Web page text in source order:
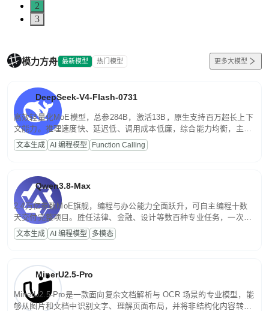
2
3
模力方舟 最新模型 热门模型 更多大模型
DeepSeek-V4-Flash-0731
高效轻量化MoE模型，总参284B，激活13B，原生支持百万超长上下
文能力。推理速度快、延迟低、调用成本低廉，综合能力均衡，主打
高并发、轻量化任务，适合日常对话、内容创作、基础 RAG、批量
文案处理等普惠刚需场景。
文本生成 AI 编程模型 Function Calling
Qwen3.8-Max
2.4万亿参数MoE旗舰，编程与办公能力全面跃升，可自主编程十数
天交付完整项目。胜任法律、金融、设计等数百种专业任务，一次对
话端到端交付生产级成果。原生视觉理解贯穿规划、执行与验证全流
程，支持超长文档与长视频的深度语义解析。长程任务中自主规划与
文本生成 AI 编程模型 多模态
MinerU2.5-Pro
MinerU2.5-Pro是一款面向复杂文档解析与 OCR 场景的专业模型，能
够从图片和文档中识别文字、理解页面布局，并将非结构化内容转换